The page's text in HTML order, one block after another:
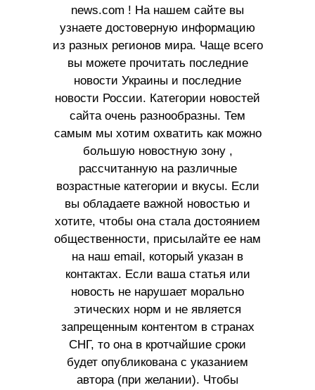
news.com ! На нашем сайте вы
узнаете достоверную информацию
из разных регионов мира. Чаще всего
вы можете прочитать последние
новости Украины и последние
новости России. Категории новостей
сайта очень разнообразны. Тем
самым мы хотим охватить как можно
большую новостную зону ,
рассчитанную на различные
возрастные категории и вкусы. Если
вы обладаете важной новостью и
хотите, чтобы она стала достоянием
общественности, присылайте ее нам
на наш email, который указан в
контактах. Если ваша статья или
новость не нарушает морально
этических норм и не является
запрещенным контентом в странах
СНГ, то она в кротчайшие сроки
будет опубликована с указанием
автора (при желании). Чтобы